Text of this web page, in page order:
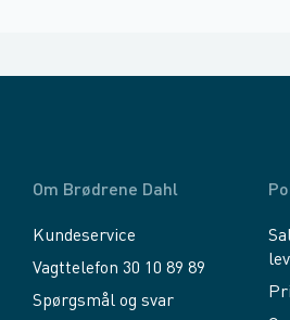
Om Brødrene Dahl
Kundeservice
Vagttelefon 30 10 89 89
Spørgsmål og svar